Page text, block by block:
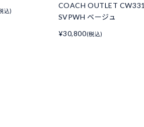
込)
COACH OUTLET CW331
SVPWH ベージュ
¥30,800(税込)